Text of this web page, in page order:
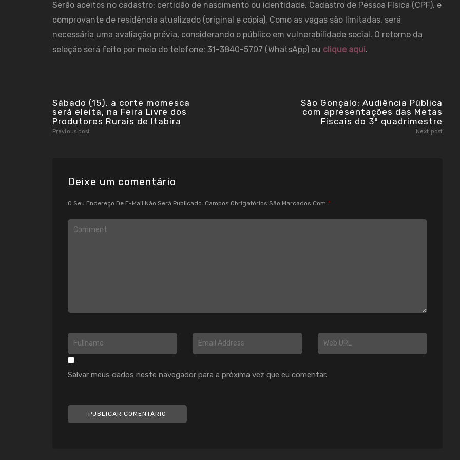
Serão aceitos no cadastro: certidão de nascimento ou identidade, Cadastro de Pessoa Física (CPF), e
comprovante de residência atualizado (original e cópia). Como as vagas são limitadas, será
necessária uma avaliação prévia, considerando o público em vulnerabilidade social. O retorno da
seleção será feito por meio do telefone: 31-3840-5707 (WhatsApp) ou clique aqui.
Sábado (15), a corte momesca
será eleita, na Feira Livre dos
Produtores Rurais de Itabira
Previous post
São Gonçalo: Audiência Pública
com apresentações das Metas
Fiscais do 3° quadrimestre
Next post
Deixe um comentário
O Seu Endereço De E-Mail Não Será Publicado. Campos Obrigatórios São Marcados Com *
Salvar meus dados neste navegador para a próxima vez que eu comentar.